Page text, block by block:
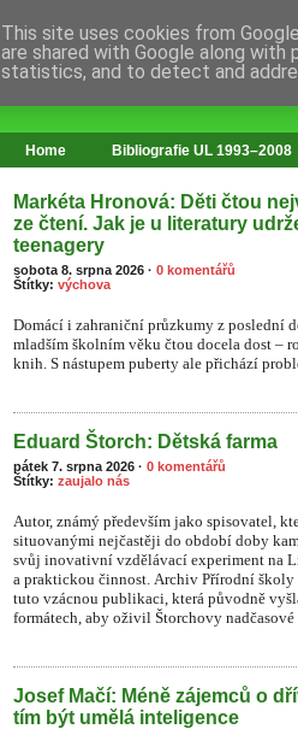
Home Bibliografie UL 1993–2008
Markéta Hronová: Děti čtou
ze čtení. Jak je u literatury
teenagery
sobota 8. srpna 2026 · 0 komentářů
Štítky: výchova
Domácí i zahraniční průzkumy z poslední
mladším školním věku čtou docela dost –
knih. S nástupem puberty ale přichází
Eduard Štorch: Dětská farma
pátek 7. srpna 2026 · 0 komentářů
Štítky: zaujalo nás
Autor, známý především jako spisovatel,
situovanými nejčastěji do období doby
svůj inovativní vzdělávací experiment na
a praktickou činnost. Archiv Přírodní
tuto vzácnou publikaci, která původně
formátech, aby oživil Štorchovy
Josef Mačí: Méně zájemců o
tím být umělá inteligence
This site uses cookies from
are shared with Google along
statistics, and to detect and